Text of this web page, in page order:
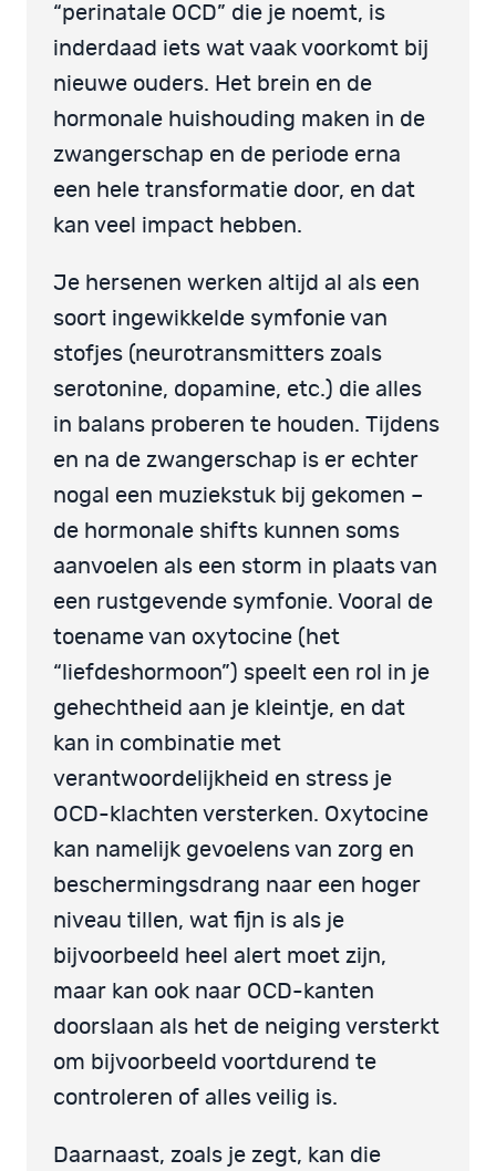
“perinatale OCD” die je noemt, is
inderdaad iets wat vaak voorkomt bij
nieuwe ouders. Het brein en de
hormonale huishouding maken in de
zwangerschap en de periode erna
een hele transformatie door, en dat
kan veel impact hebben.
Je hersenen werken altijd al als een
soort ingewikkelde symfonie van
stofjes (neurotransmitters zoals
serotonine, dopamine, etc.) die alles
in balans proberen te houden. Tijdens
en na de zwangerschap is er echter
nogal een muziekstuk bij gekomen –
de hormonale shifts kunnen soms
aanvoelen als een storm in plaats van
een rustgevende symfonie. Vooral de
toename van oxytocine (het
“liefdeshormoon”) speelt een rol in je
gehechtheid aan je kleintje, en dat
kan in combinatie met
verantwoordelijkheid en stress je
OCD-klachten versterken. Oxytocine
kan namelijk gevoelens van zorg en
beschermingsdrang naar een hoger
niveau tillen, wat fijn is als je
bijvoorbeeld heel alert moet zijn,
maar kan ook naar OCD-kanten
doorslaan als het de neiging versterkt
om bijvoorbeeld voortdurend te
controleren of alles veilig is.
Daarnaast, zoals je zegt, kan die